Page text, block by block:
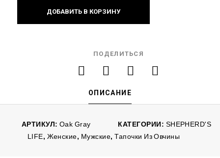
ДОБАВИТЬ В КОРЗИНУ
ПОДЕЛИТЬСЯ
ОПИСАНИЕ
АРТИКУЛ: Oak Gray КАТЕГОРИИ: SHEPHERD'S
LIFE, Женские, Мужские,Тапочки Из Овчины